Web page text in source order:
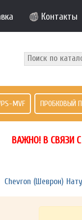
Контакты
MVF ПРОБКОВЫЙ
ВАЖНО! В СВЯЗИ
Chevron (Шеврон)